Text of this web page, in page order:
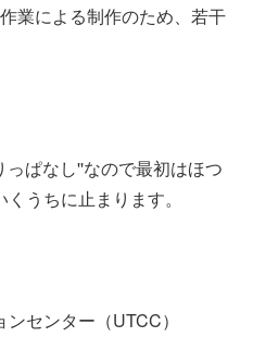
業による制作のため、若干
ぱなし''なので最初はほつ
うちに止まります。
センター（UTCC）